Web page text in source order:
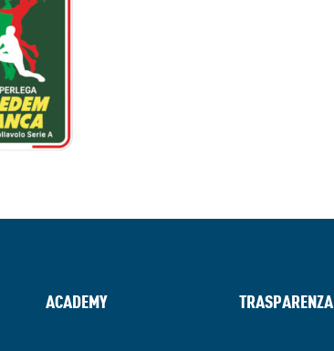
ACADEMY TRASPARENZA